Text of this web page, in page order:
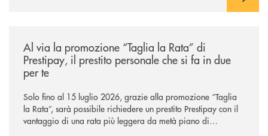
Al via la promozione “Taglia la Rata” di
Prestipay, il prestito personale che si fa in due
per te
Solo fino al 15 luglio 2026, grazie alla promozione “Taglia
la Rata”, sarà possibile richiedere un prestito Prestipay con il
vantaggio di una rata più leggera da metà piano di